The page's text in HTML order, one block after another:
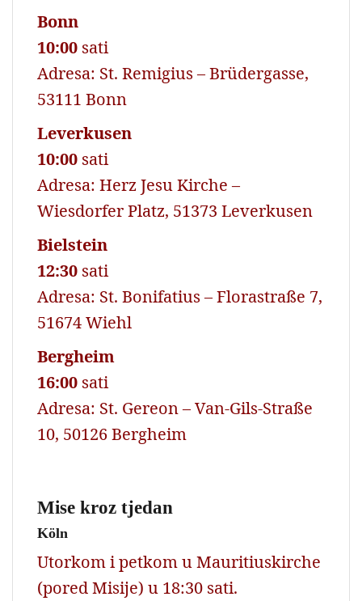
Bonn
10:00 sati
Adresa: St. Remigius – Brüdergasse,
53111 Bonn
Leverkusen
10:00 sati
Adresa: Herz Jesu Kirche –
Wiesdorfer Platz, 51373 Leverkusen
Bielstein
12:30 sati
Adresa: St. Bonifatius – Florastraße 7,
51674 Wiehl
Bergheim
16:00 sati
Adresa: St. Gereon – Van-Gils-Straße
10, 50126 Bergheim
Mise kroz tjedan
Köln
Utorkom i petkom u Mauritiuskirche
(pored Misije) u 18:30 sati.